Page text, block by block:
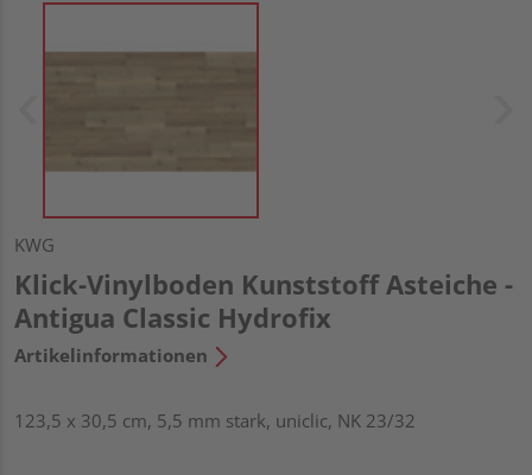
KWG
Klick-Vinylboden Kunststoff Asteiche -
Antigua Classic Hydrofix
Artikelinformationen
123,5 x 30,5 cm, 5,5 mm stark, uniclic, NK 23/32